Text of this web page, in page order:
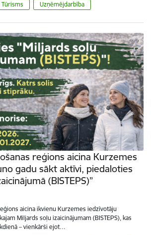
Tūrisms Uzņēmējdarbība
reģions aicina Kurzemes
gadu sākt aktīvi, piedaloties
(BISTEPS)”
aicina ikvienu Kurzemes iedzīvotāju
Miljards soļu izaicinājumam (BISTEPS), kas
– vienkārši ejot…